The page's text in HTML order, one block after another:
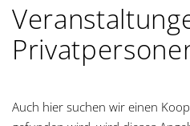
Auch hier suchen wir einen